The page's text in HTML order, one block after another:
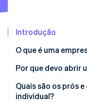
Veja como a
Introdução
O que é uma
Por que devo abrir
Quais são os prós
individual?